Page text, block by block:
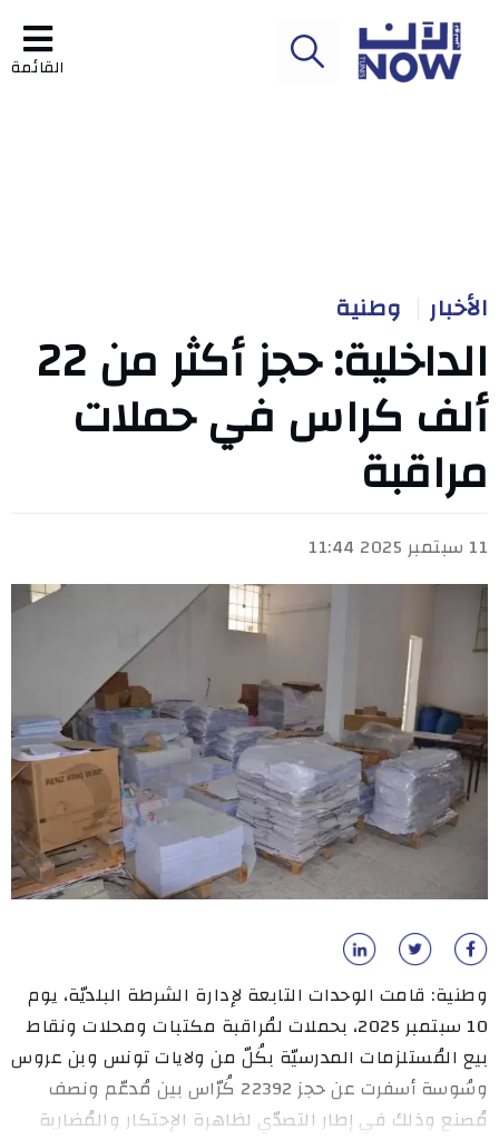
القائمة
الأخبار وطنية
الداخلية: حجز أكثر من 22
ألف كراس في حملات
مراقبة
11 سبتمبر 2025 11:44
وطنية: قامت الوحدات التابعة لإدارة الشرطة البلديّة، يوم
10 سبتمبر 2025، بحملات لمُراقبة مكتبات ومحلات ونقاط
بيع المُستلزمات المدرسيّة بكُلّ من ولايات تونس وبن عروس
وسُوسة أسفرت عن حجز 22392 كُرّاس بين مُدعّم ونصف
مُصنع وذلك في إطار التصدّي لظاهرة الإحتكار والمُضاربة